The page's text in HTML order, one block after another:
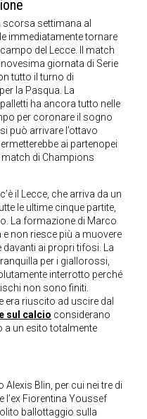
settimana al
immediatamente tornare
del Lecce. Il match
giornata di Serie
tutto il turno di
la Pasqua. La
ha ancora tutto nelle
per coronare il sogno
può arrivare l’ottavo
ai partenopei
di Champions
il Lecce, che arriva da un
le ultime cinque partite,
La formazione di Marco
non riesce più a muovere
davanti ai propri tifosi. La
per i giallorossi,
interrotto perché
non sono finiti.
era riuscito ad uscire dal
sul calcio considerano
a un esito totalmente
Blin, per cui nei tre di
Fiorentina Youssef
ballottaggio sulla